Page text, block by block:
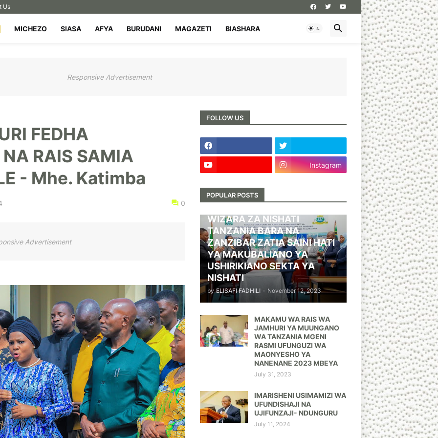
Us
MICHEZO SIASA AFYA BURUDANI MAGAZETI BIASHARA
Responsive Advertisement
FEDHA
RAIS SAMIA
- Mhe. Katimba
0
Advertisement
FOLLOW US
Instagram
POPULAR POSTS
WIZARA ZA NISHATI
TANZANIA BARA NA
ZANZIBAR ZATIA SAINI HATI
YA MAKUBALIANO YA
USHIRIKIANO SEKTA YA
NISHATI
by ELISAFI FADHILI - November 12, 2023
MAKAMU WA RAIS WA
JAMHURI YA MUUNGANO
WA TANZANIA MGENI
RASMI UFUNGUZI WA
MAONYESHO YA
NANENANE 2023 MBEYA
July 31, 2023
IMARISHENI USIMAMIZI WA
UFUNDISHAJI NA
UJIFUNZAJI- NDUNGURU
July 11, 2024